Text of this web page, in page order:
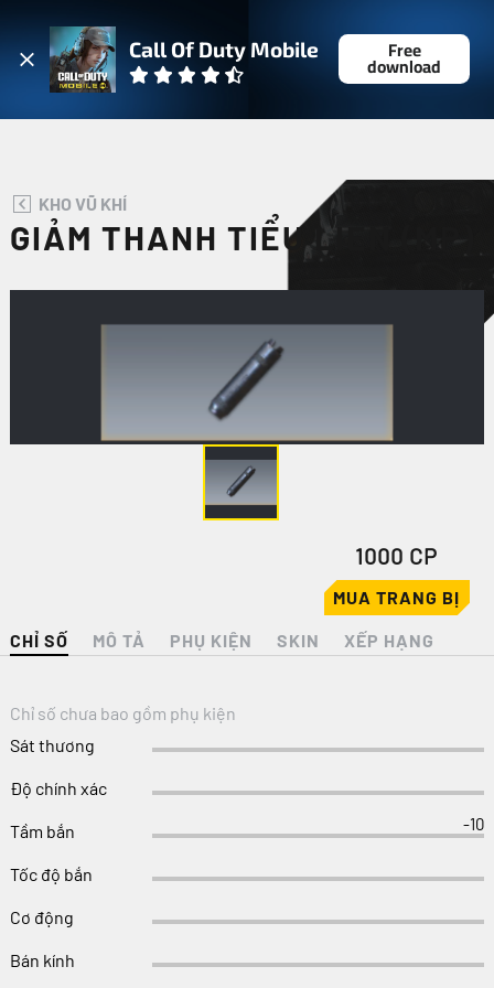
Call Of Duty Mobile Free
download
1000 CP
MUA TRANG BỊ
KHO VŨ KHÍ
GIẢM THANH TIỂU LIÊN (MP)
CHỈ SỐ MÔ TẢ PHỤ KIỆN SKIN XẾP HẠNG
Chỉ số chưa bao gồm phụ kiện
Sát thương
Độ chính xác
Tầm bắn -10
Tốc độ bắn
Cơ động
Bán kính
ĐĂNG NHẬP